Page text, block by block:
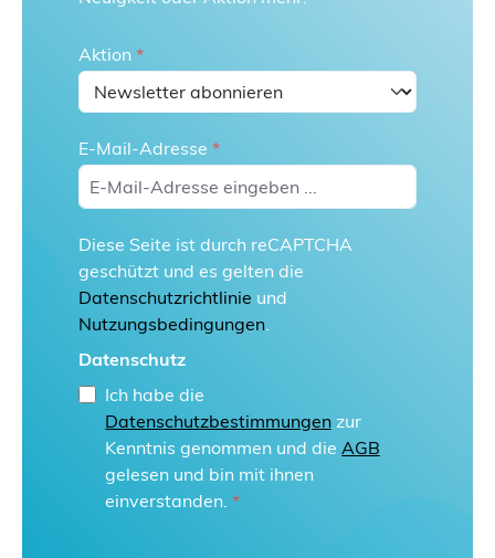
Aktion *
E-Mail-Adresse *
Diese Seite ist durch reCAPTCHA
geschützt und es gelten die
Datenschutzrichtlinie und
Nutzungsbedingungen.
Datenschutz
Ich habe die
Datenschutzbestimmungen zur
Kenntnis genommen und die AGB
gelesen und bin mit ihnen
einverstanden. *